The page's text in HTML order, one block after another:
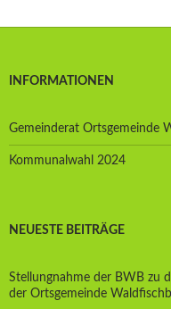
INFORMATIONEN
Gemeinderat Ortsgemeinde
Kommunalwahl 2024
NEUESTE BEITRÄGE
Stellungnahme der BWB zu
der Ortsgemeinde